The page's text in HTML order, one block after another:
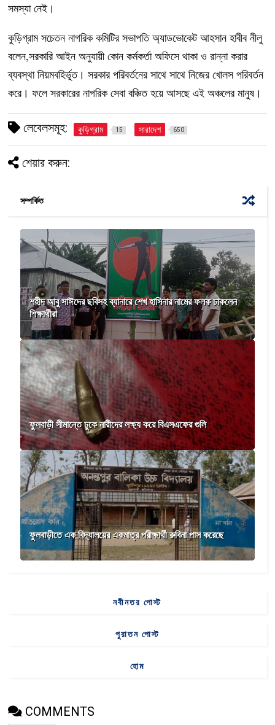
সমস্যা নেই।
কুড়িগ্রাম সচেতন নাগরিক কমিটির সভাপতি অ্যাডভোকেট আহসান হাবীব নীলু
বলেন,সরকারি আইন অনুযায়ী কোন কর্মকর্তা অফিসে থাকা ও রান্না করার
ব্যবস্থা নিয়মবহির্ভূত। সরকার পরিবর্তনের সাথে সাথে নিজের খোলস পরিবর্তন
করে। ফলে সরকারের নাগরিক সেবা বঞ্চিত হয়ে আসছে এই অঞ্চলের মানুষ।
লেবেলসমূহ: কুড়িগ্রাম 15 সারাদেশ 650
শেয়ার করুন:
সম্পর্কিত
শহীদ আবু সাঈদের ছবিসহ ব্যানারে শেখ হাসিনার নামের ফলক ঢাকলেন
শিক্ষার্থীরা
ফুলবাড়ী সীমান্তে ঢুকে নারীদের লক্ষ্য করে বিএসএফের গুলি
ফুলবাড়ীতে এক বিদ্যালয়ের একমাত্র পরীক্ষার্থী রুবিনা পাস করেছে
নবীনতর পোস্ট
পুরাতন পোস্ট
হোম
COMMENTS